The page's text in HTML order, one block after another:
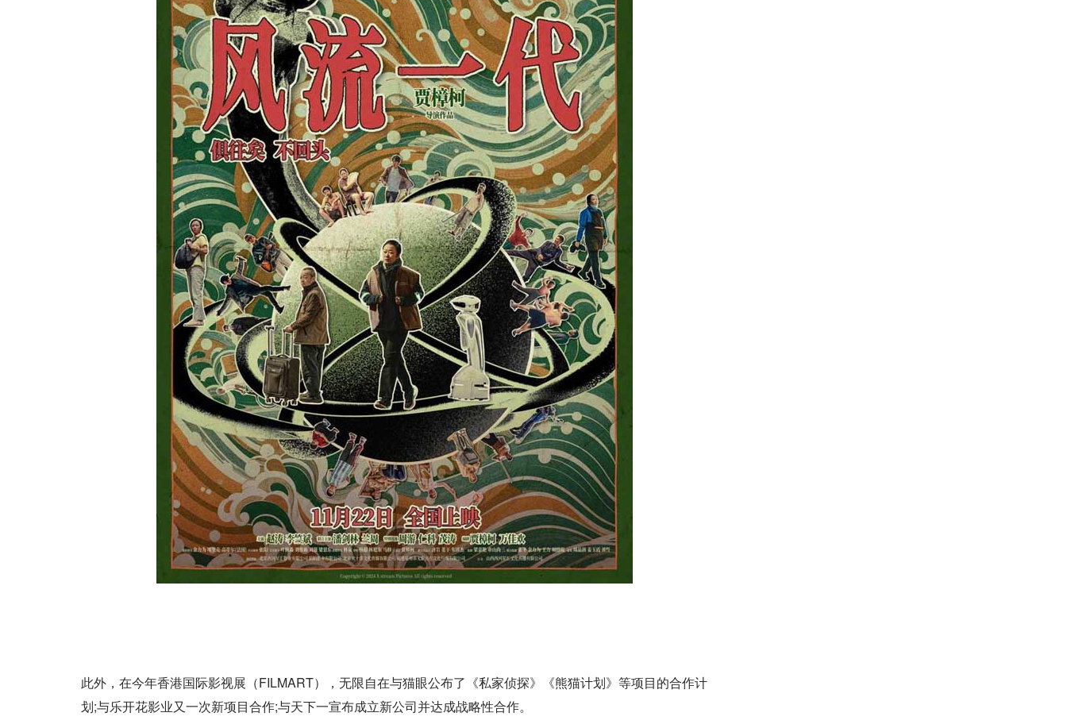
此外，在今年香港国际影视展（FILMART），无限自在与猫眼公布了《私家侦探》《熊猫计划》等项目的合作计
划;与乐开花影业又一次新项目合作;与天下一宣布成立新公司并达成战略性合作。